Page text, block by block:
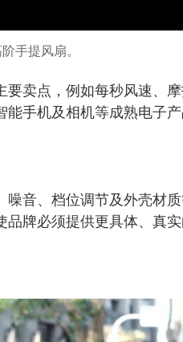
手提风扇。
要卖点，例如每秒风速、
能手机及相机等成熟电子
噪音、档位调节及外壳材
品牌必须提供更具体、真